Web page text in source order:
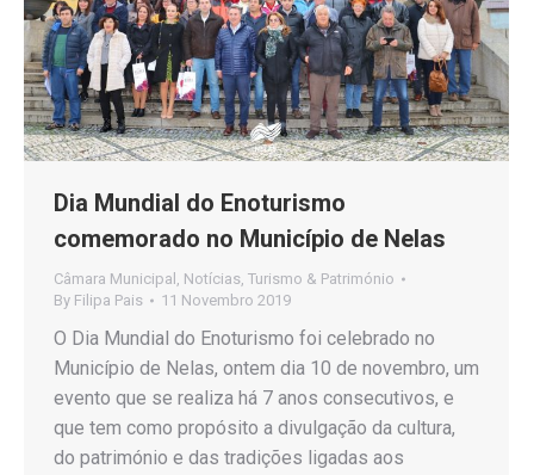
Dia Mundial do Enoturismo
comemorado no Município de Nelas
Câmara Municipal , Notícias, Turismo & Património
By Filipa Pais 11 Novembro 2019
O Dia Mundial do Enoturismo foi celebrado no
Município de Nelas, ontem dia 10 de novembro, um
evento que se realiza há 7 anos consecutivos, e
que tem como propósito a divulgação da cultura,
do património e das tradições ligadas aos